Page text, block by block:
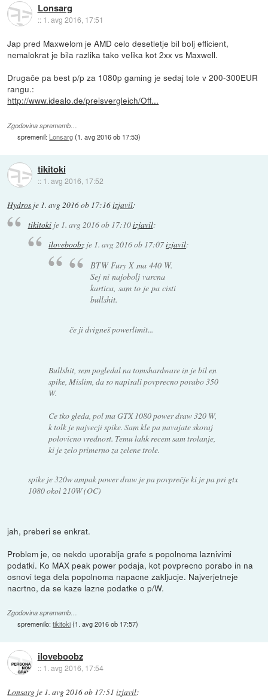
Lonsarg
:: 1. avg 2016, 17:51
Jap pred Maxwelom je AMD celo desetletje bil bolj efficient,
nemalokrat je bila razlika tako velika kot 2xx vs Maxwell.
Drugače pa best p/p za 1080p gaming je sedaj tole v 200-300EUR
rangu.:
http://www.idealo.de/preisvergleich/Off...
Zgodovina sprememb…
spremenil: Lonsarg(1. avg 2016 ob 17:53)
tikitoki
:: 1. avg 2016, 17:52
Hydros je 1. avg 2016 ob 17:16izjavil:
tikitokije 1. avg 2016 ob 17:10izjavil:
iloveboobz je 1. avg 2016 ob 17:07izjavil:
BTW Fury X ma 440 W.
Sej ni najobolj varcna
kartica, sam to je pa cisti
bullshit.
če ji dvigneš powerlimit...
Bullshit, sem pogledal na tomshardware in je bil en
spike, Mislim, da so napisali povprecno porabo 350
W.
Ce tko gleda, pol ma GTX 1080 power draw 320 W,
k tolk je najvecji spike. Sam kle pa navajate skoraj
polovicno vrednost. Temu lahk recem sam trolanje,
ki je zelo primerno za zelene trole.
spike je 320w ampak power draw je pa povprečje ki je pa pri gtx
1080 okol 210W (OC)
jah, preberi se enkrat.
Problem je, ce nekdo uporablja grafe s popolnoma laznivimi
podatki. Ko MAX peak power podaja, kot povprecno porabo in na
osnovi tega dela popolnoma napacne zakljucje. Najverjetneje
nacrtno, da se kaze lazne podatke o p/W.
Zgodovina sprememb…
spremenilo:tikitoki(1. avg 2016 ob 17:57)
iloveboobz
:: 1. avg 2016, 17:54
Lonsarg je 1. avg 2016 ob 17:51 izjavil: